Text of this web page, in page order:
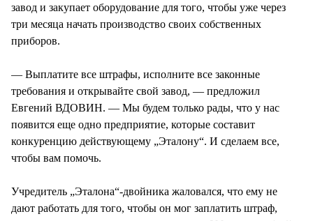
завод и закупает оборудование для того, чтобы уже через
три месяца начать производство своих собственных
приборов.
— Выплатите все штрафы, исполните все законные
требования и открывайте свой завод, — предложил
Евгений ВДОВИН. — Мы будем только рады, что у нас
появится еще одно предприятие, которые составит
конкуренцию действующему „Эталону“. И сделаем все,
чтобы вам помочь.
Учредитель „Эталона“-двойника жаловался, что ему не
дают работать для того, чтобы он мог заплатить штраф,